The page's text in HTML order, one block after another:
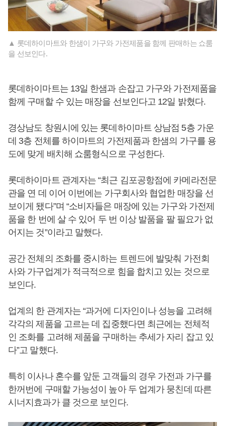
▲ 롯데하이마트와 한샘이 가구와 가전제품을 함께 판매하는 쇼룸
을 선보인다.
롯데하이마트는 13일 한샘과 손잡고 가구와 가전제품을
함께 구매할 수 있는 매장을 선보인다고 12일 밝혔다.
경상남도 창원시에 있는 롯데하이마트 상남점 5층 가운
데 3층 전체를 하이마트의 가전제품과 한샘의 가구를 용
도에 맞게 배치해 쇼룸형식으로 구성한다.
롯데하이마트 관계자는 “최근 김포공항점에 카메라전문
관을 연 데 이어 이번에는 가구회사와 협업한 매장을 선
보이게 됐다”며 “소비자들은 매장에 있는 가구와 가전제
품을 한 번에 살 수 있어 두 번 이상 발품을 팔 필요가 없
어지는 것”이라고 말했다.
공간 전체의 조화를 중시하는 트렌드에 발맞춰 가전회
사와 가구업계가 적극적으로 힘을 합치고 있는 것으로
보인다.
업계의 한 관계자는 “과거에 디자인이나 성능을 고려해
각각의 제품을 고르는 데 집중했다면 최근에는 전체적
인 조화를 고려해 제품을 구매하는 추세가 자리 잡고 있
다”고 말했다.
특히 이사나 혼수를 앞둔 고객들의 경우 가전과 가구를
한꺼번에 구매할 가능성이 높아 두 업계가 뭉친데 따른
시너지효과가 클 것으로 보인다.